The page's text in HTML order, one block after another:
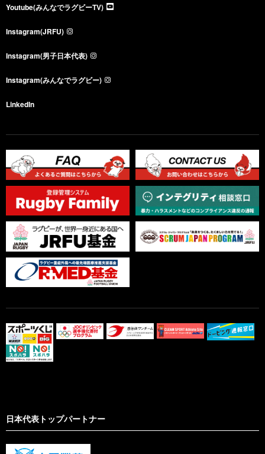
Youtube(みんなでラグビーTV)
Instagram(JRFU)
Instagram(男子日本代表)
Instagram(みんなでラグビー)
LinkedIn
日本代表トップパートナー